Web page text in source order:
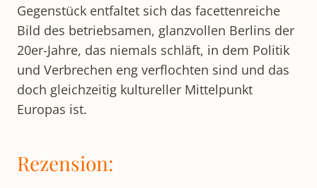
Gegenstück entfaltet sich das facettenreiche
Bild des betriebsamen, glanzvollen Berlins der
20er-Jahre, das niemals schläft, in dem Politik
und Verbrechen eng verflochten sind und das
doch gleichzeitig kultureller Mittelpunkt
Europas ist.
Rezension: